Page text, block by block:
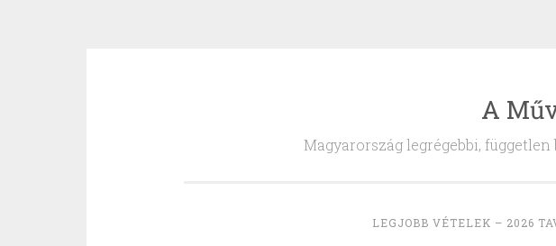
A
Magyarország legrégebbi,
LEGJOBB VÉTELEK – 2026